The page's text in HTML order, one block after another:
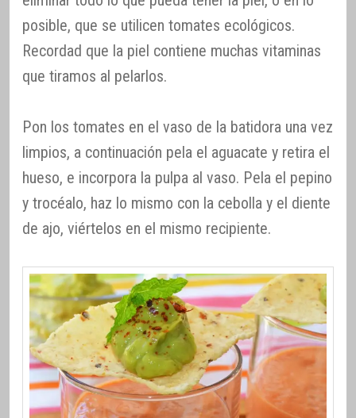
posible, que se utilicen tomates ecológicos.
Recordad que la piel contiene muchas vitaminas
que tiramos al pelarlos.
Pon los tomates en el vaso de la batidora una vez
limpios, a continuación pela el aguacate y retira el
hueso, e incorpora la pulpa al vaso. Pela el pepino
y trocéalo, haz lo mismo con la cebolla y el diente
de ajo, viértelos en el mismo recipiente.